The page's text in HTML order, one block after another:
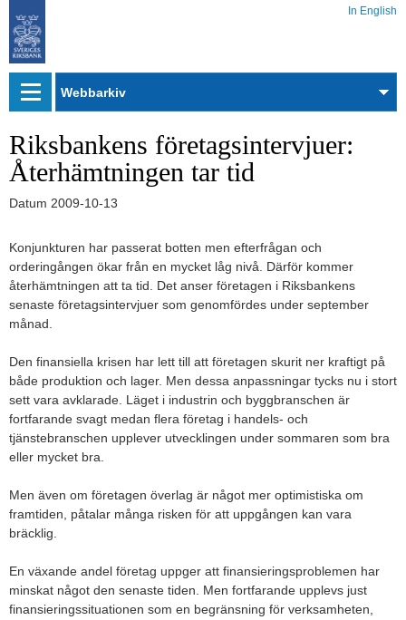
In English
Webbarkiv
Riksbankens företagsintervjuer:
Återhämtningen tar tid
Datum 2009-10-13
Konjunkturen har passerat botten men efterfrågan och
orderingången ökar från en mycket låg nivå. Därför kommer
återhämtningen att ta tid. Det anser företagen i Riksbankens
senaste företagsintervjuer som genomfördes under september
månad.
Den finansiella krisen har lett till att företagen skurit ner kraftigt på
både produktion och lager. Men dessa anpassningar tycks nu i stort
sett vara avklarade. Läget i industrin och byggbranschen är
fortfarande svagt medan flera företag i handels- och
tjänstebranschen upplever utvecklingen under sommaren som bra
eller mycket bra.
Men även om företagen överlag är något mer optimistiska om
framtiden, påtalar många risken för att uppgången kan vara
bräcklig.
En växande andel företag uppger att finansieringsproblemen har
minskat något den senaste tiden. Men fortfarande upplevs just
finansieringssituationen som en begränsning för verksamheten,